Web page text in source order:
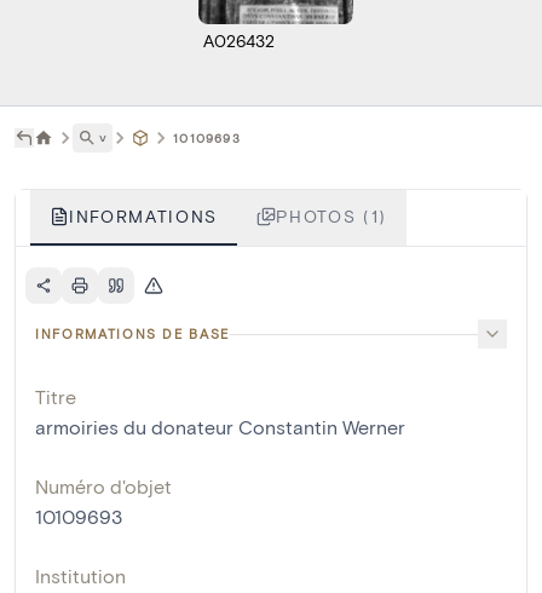
A026432
˅ 10109693
INFORMATIONS PHOTOS (1)
INFORMATIONS DE BASE
Titre
armoiries du donateur Constantin Werner
Numéro d'objet
10109693
Institution